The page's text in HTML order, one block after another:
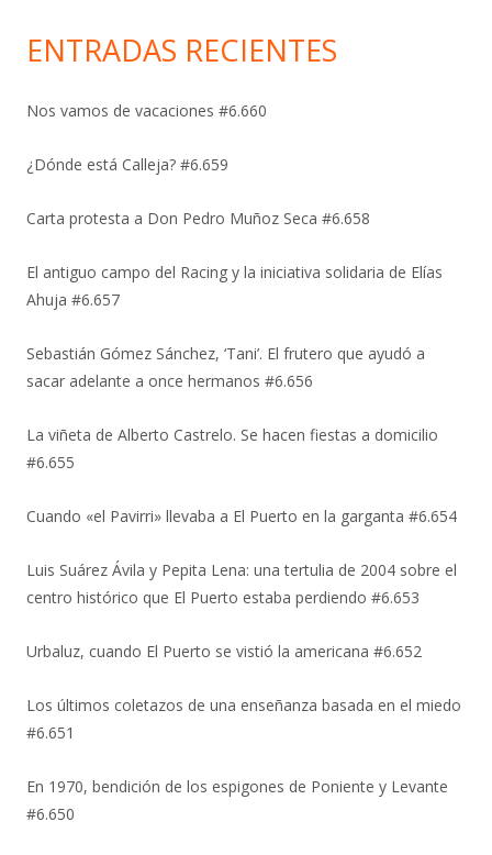
ENTRADAS RECIENTES
Nos vamos de vacaciones #6.660
¿Dónde está Calleja? #6.659
Carta protesta a Don Pedro Muñoz Seca #6.658
El antiguo campo del Racing y la iniciativa solidaria de Elías
Ahuja #6.657
Sebastián Gómez Sánchez, ‘Tani’. El frutero que ayudó a
sacar adelante a once hermanos #6.656
La viñeta de Alberto Castrelo. Se hacen fiestas a domicilio
#6.655
Cuando «el Pavirri» llevaba a El Puerto en la garganta #6.654
Luis Suárez Ávila y Pepita Lena: una tertulia de 2004 sobre el
centro histórico que El Puerto estaba perdiendo #6.653
Urbaluz, cuando El Puerto se vistió la americana #6.652
Los últimos coletazos de una enseñanza basada en el miedo
#6.651
En 1970, bendición de los espigones de Poniente y Levante
#6.650